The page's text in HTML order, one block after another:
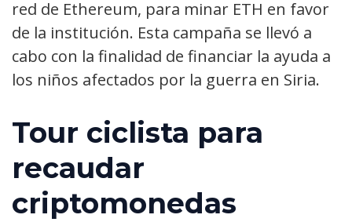
red de Ethereum, para minar ETH en favor
de la institución. Esta campaña se llevó a
cabo con la finalidad de financiar la ayuda a
los niños afectados por la guerra en Siria.
Tour ciclista para
recaudar
criptomonedas